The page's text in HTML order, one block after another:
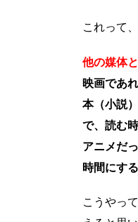
これって
他の媒体
映画であ
本（小説
で、読む
アニメだ
時間にする
こうやっ